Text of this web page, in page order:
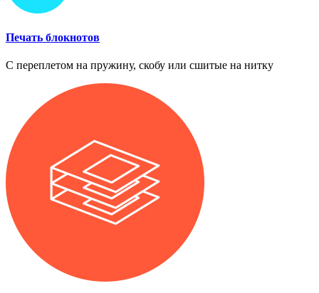
Печать блокнотов
С переплетом на пружину, скобу или сшитые на нитку